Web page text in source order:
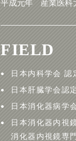
平成元年 産業医科
FIELD
日本内科学会 認
日本肝臓学会認
日本消化器病学
日本消化器内視
消化器内視鏡専